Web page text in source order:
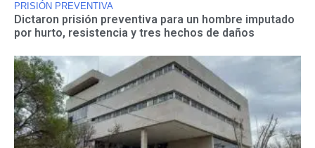
PRISIÓN PREVENTIVA
Dictaron prisión preventiva para un hombre imputado
por hurto, resistencia y tres hechos de daños